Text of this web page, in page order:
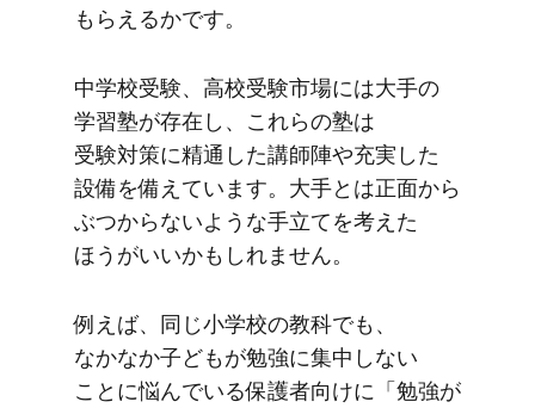
もらえるかです。
中学校受験、​高校受験市場には​大手の​
学習塾が​存在し、​これらの​塾は​
受験対策に​精通した​講師陣や​充実した​
設備を​備えています。​大手とは​正面から​
ぶつからないような​手立てを​考えた​
ほうが​いいかもしれません。
例えば、​同じ​小学校の​教科でも、​
なかなか​子どもが​勉強に​集中しない​
ことに​悩んでいる​保護者向けに​「勉強が​